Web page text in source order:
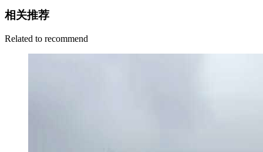
相关推荐
Related to recommend